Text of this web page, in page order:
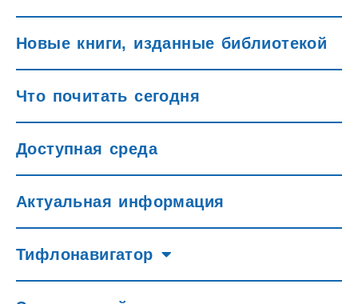
Новые книги, изданные библиотекой
Что почитать сегодня
Доступная среда
Актуальная информация
Тифлонавигатор